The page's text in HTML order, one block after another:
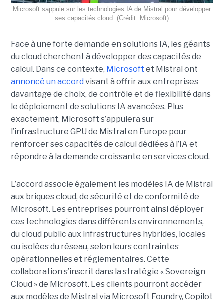
Microsoft sappuie sur les technologies IA de Mistral pour développer
ses capacités cloud. (Crédit: Microsoft)
Face à une forte demande en solutions IA, les géants
du cloud cherchent à développer des capacités de
calcul. Dans ce contexte, Microsoft et Mistral ont
annoncé un accord visant à offrir aux entreprises
davantage de choix, de contrôle et de flexibilité dans
le déploiement de solutions IA avancées. Plus
exactement, Microsoft s’appuiera sur
l’infrastructure GPU de Mistral en Europe pour
renforcer ses capacités de calcul dédiées à l’IA et
répondre à la demande croissante en services cloud.
L’accord associe également les modèles IA de Mistral
aux briques cloud, de sécurité et de conformité de
Microsoft. Les entreprises pourront ainsi déployer
ces technologies dans différents environnements,
du cloud public aux infrastructures hybrides, locales
ou isolées du réseau, selon leurs contraintes
opérationnelles et réglementaires. Cette
collaboration s’inscrit dans la stratégie « Sovereign
Cloud » de Microsoft. Les clients pourront accéder
aux modèles de Mistral via Microsoft Foundry, Copilot